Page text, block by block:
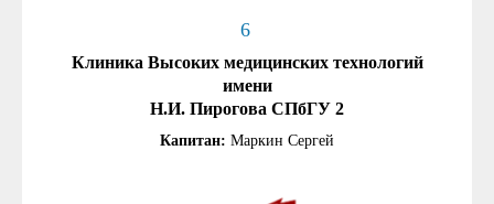
6
Клиника Высоких медицинских технологий
имени
Н.И. Пирогова СПбГУ 2
Капитан: Маркин Сергей